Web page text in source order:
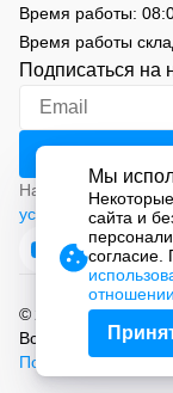
Время работы:
Время работы
Подписаться на
Нажимая на кнопку
условиями
© 2026 ООО «СМАРТ
Все права
Политика
Мы
сайта и
согласие.